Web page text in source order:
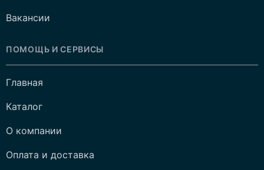
Вакансии
ПОМОЩЬ И СЕРВИСЫ
Главная
Каталог
О компании
Оплата и доставка